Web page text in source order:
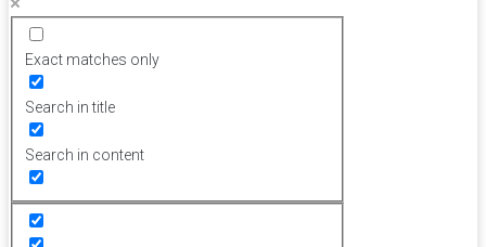
Exact matches only
Search in title
Search in content